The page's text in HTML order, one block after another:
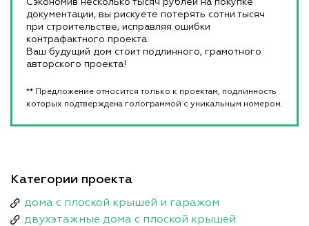
документации, вы рискуете потерять сотни тысяч
при строительстве, исправляя ошибки
контрафактного проекта.
Ваш будущий дом стоит подлинного, грамотного
авторского проекта!
** Предложение относится только к проектам, подлинность
которых подтверждена голограммой с уникальным номером.
Категории проекта
дома с плоской крышей и гаражом
двухэтажные дома с плоской крышей